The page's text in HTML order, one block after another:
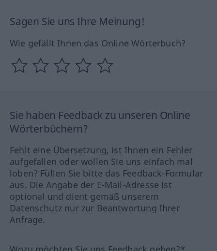
Sagen Sie uns Ihre Meinung!
Wie gefällt Ihnen das Online Wörterbuch?
Sie haben Feedback zu unseren Online
Wörterbüchern?
Fehlt eine Übersetzung, ist Ihnen ein Fehler
aufgefallen oder wollen Sie uns einfach mal
loben? Füllen Sie bitte das Feedback-Formular
aus. Die Angabe der E-Mail-Adresse ist
optional und dient gemäß unserem
Datenschutz nur zur Beantwortung Ihrer
Anfrage.